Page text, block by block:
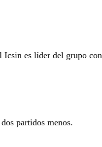
Icsin es líder del grupo con
partidos menos.